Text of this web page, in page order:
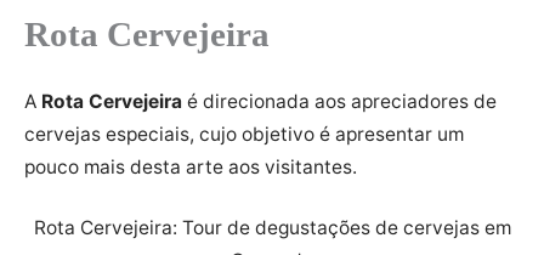
Rota Cervejeira
A Rota Cervejeira é direcionada aos apreciadores de
cervejas especiais, cujo objetivo é apresentar um
pouco mais desta arte aos visitantes.
Rota Cervejeira: Tour de degustações de cervejas em